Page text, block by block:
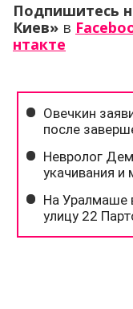
Подпишитесь
Киев» в
нтакте